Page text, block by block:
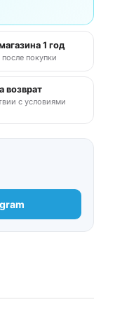
1 год
покупки
возврат
с условиями